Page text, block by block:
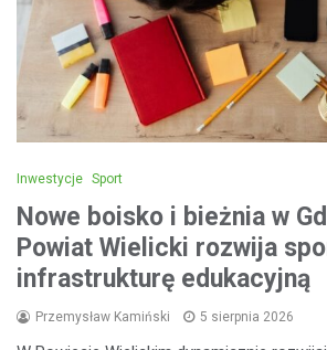
Inwestycje Sport
Nowe boisko i bieżnia w
Powiat Wielicki rozwija
infrastrukturę edukacyjną
Przemysław Kamiński 5 sierpnia 2026